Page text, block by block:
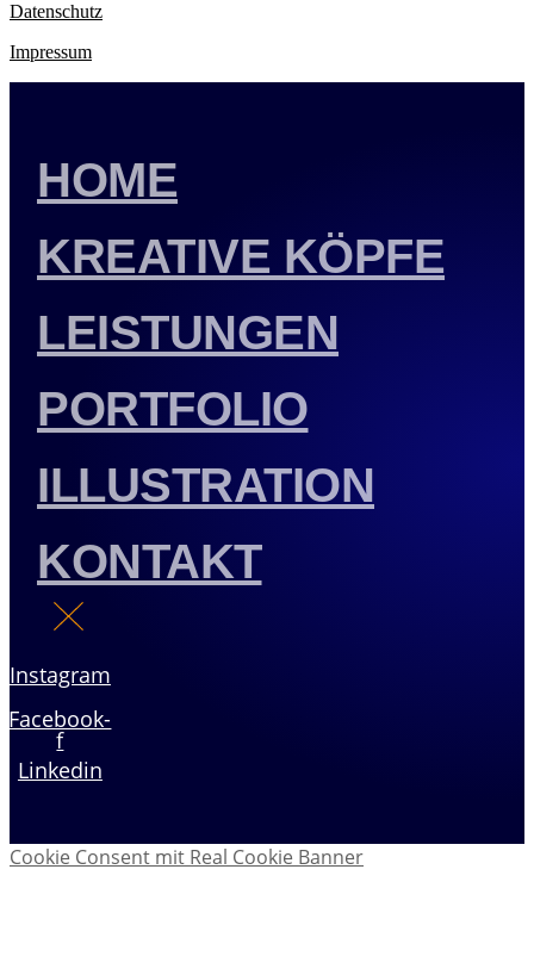
Datenschutz
Impressum
HOME
KREATIVE KÖPFE
LEISTUNGEN
PORTFOLIO
ILLUSTRATION
KONTAKT
Instagram
Facebook-
f
Linkedin
Cookie Consent mit Real Cookie Banner